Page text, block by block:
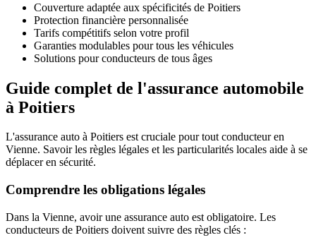
Couverture adaptée aux spécificités de Poitiers
Protection financière personnalisée
Tarifs compétitifs selon votre profil
Garanties modulables pour tous les véhicules
Solutions pour conducteurs de tous âges
Guide complet de l'assurance automobile
à Poitiers
L'assurance auto à Poitiers est cruciale pour tout conducteur en
Vienne. Savoir les règles légales et les particularités locales aide à se
déplacer en sécurité.
Comprendre les obligations légales
Dans la Vienne, avoir une assurance auto est obligatoire. Les
conducteurs de Poitiers doivent suivre des règles clés :